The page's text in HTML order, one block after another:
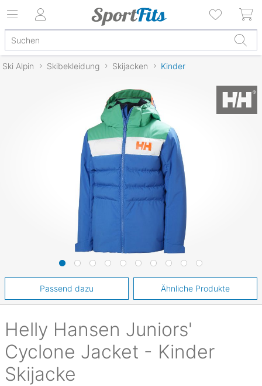
Ski Alpin Skibekleidung Skijacken Kinder
Helly Hansen Juniors'
Cyclone Jacket - Kinder
Skijacke
Passend dazu Ähnliche Produkte